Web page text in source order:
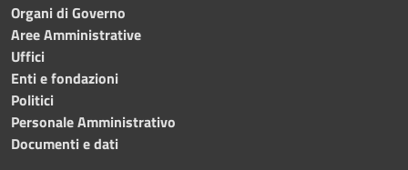
Organi di Governo
Aree Amministrative
Uffici
Enti e fondazioni
Politici
Personale Amministrativo
Documenti e dati